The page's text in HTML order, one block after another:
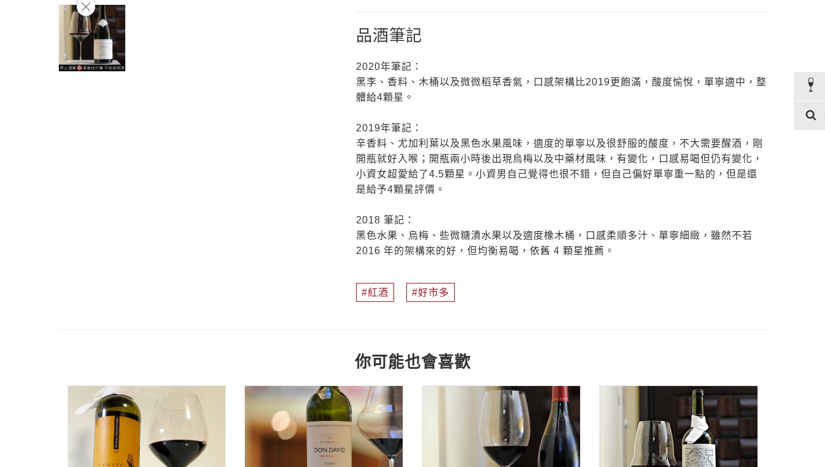
品酒筆記
2020年筆記：
黑李、香料、木桶以及微微稻草香氣，口感架構比2019更飽滿，酸度愉悅，單寧適中，整
體給4顆星。
2019年筆記：
辛香料、尤加利葉以及黑色水果風味，適度的單寧以及很舒服的酸度，不大需要醒酒，剛
開瓶就好入喉；開瓶兩小時後出現烏梅以及中藥材風味，有變化，口感易喝但仍有變化，
小資女超愛給了4.5顆星。小資男自己覺得也很不錯，但自己偏好單寧重一點的，但是還
是給予4顆星評價。
2018 筆記：
黑色水果、烏梅、些微糖漬水果以及適度橡木桶，口感柔順多汁、單寧細緻，雖然不若
2016 年的架構來的好，但均衡易喝，依舊 4 顆星推薦。
紅酒 好市多
你可能也會喜歡